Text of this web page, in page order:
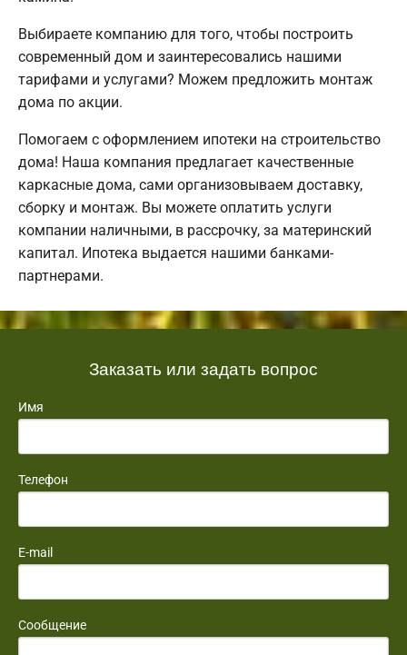
Выбираете компанию для того, чтобы построить
современный дом и заинтересовались нашими
тарифами и услугами? Можем предложить монтаж
дома по акции.
Помогаем с оформлением ипотеки на строительство
дома! Наша компания предлагает качественные
каркасные дома, сами организовываем доставку,
сборку и монтаж. Вы можете оплатить услуги
компании наличными, в рассрочку, за материнский
капитал. Ипотека выдается нашими банками-
партнерами.
Заказать или задать вопрос
Имя
Телефон
E-mail
Сообщение